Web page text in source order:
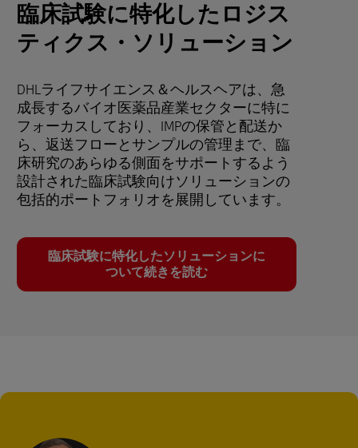
臨床試験に特化したロジス
ティクス・ソリューション
DHLライフサイエンス＆ヘルスヘアは、急
成長するバイオ医薬品産業セクターに特に
フォーカスしており、IMPの保管と配送か
ら、返送フローとサンプルの管理まで、臨
床研究のあらゆる側面をサポートするよう
設計された臨床試験向けソリューションの
包括的ポートフォリオを展開しています。
臨床試験に特化したソリューションに
ついて続きを読む